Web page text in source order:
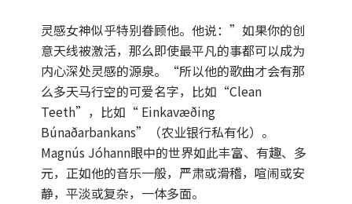
灵感女神似乎特别眷顾他。他说：”如果你的创
意天线被激活，那么即使最平凡的事都可以成为
内心深处灵感的源泉。“所以他的歌曲才会有那
么多天马行空的可爱名字，比如“Clean
Teeth”，比如“ Einkavæðing
Búnaðarbankans”（农业银行私有化）。
Magnús Jóhann眼中的世界如此丰富、有趣、多
元，正如他的音乐一般，严肃或滑稽，喧闹或安
静，平淡或复杂，一体多面。